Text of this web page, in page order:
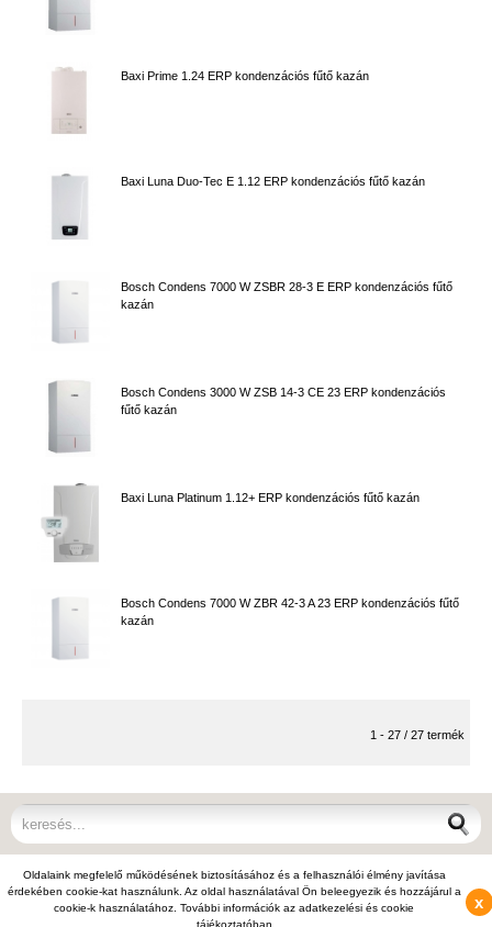
Oldalaink megfelelő működésének biztosításához és a felhasználói élmény javítása
érdekében cookie-kat használunk. Az oldal használatával Ön beleegyezik és hozzájárul a
cookie-k használatához. További információk az adatkezelési és cookie
tájékoztatóban
x
Baxi Prime 1.24 ERP kondenzációs fűtő kazán
Baxi Luna Duo-Tec E 1.12 ERP kondenzációs fűtő kazán
Bosch Condens 7000 W ZSBR 28-3 E ERP kondenzációs fűtő
kazán
Bosch Condens 3000 W ZSB 14-3 CE 23 ERP kondenzációs
fűtő kazán
Baxi Luna Platinum 1.12+ ERP kondenzációs fűtő kazán
Bosch Condens 7000 W ZBR 42-3 A 23 ERP kondenzációs fűtő
kazán
1 - 27 / 27 termék
© 2012 - 2026 Kazán Kereső - +36-70-703-8112, +36-1-397-0007 -info@kazankereso.hu
Váltás teljes nézetre